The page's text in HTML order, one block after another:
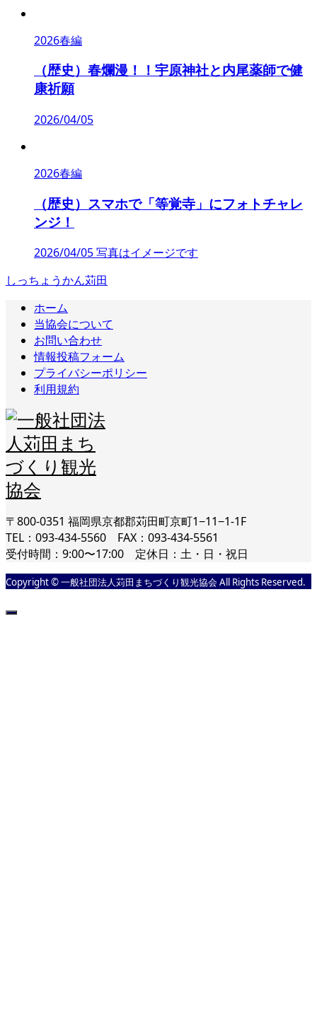
2026春編
（歴史）春爛漫！！宇原神社と内尾薬師で健
康祈願
2026/04/05
2026春編
（歴史）スマホで「等覚寺」にフォトチャレ
ンジ！
2026/04/05 写真はイメージです
しっちょうかん苅田
ホーム
当協会について
お問い合わせ
情報投稿フォーム
プライバシーポリシー
利用規約
〒800-0351 福岡県京都郡苅田町京町1−11−1-1F
TEL：093-434-5560 FAX：093-434-5561
受付時間：9:00〜17:00 定休日：土・日・祝日
Copyright © 一般社団法人苅田まちづくり観光協会 All Rights Reserved.